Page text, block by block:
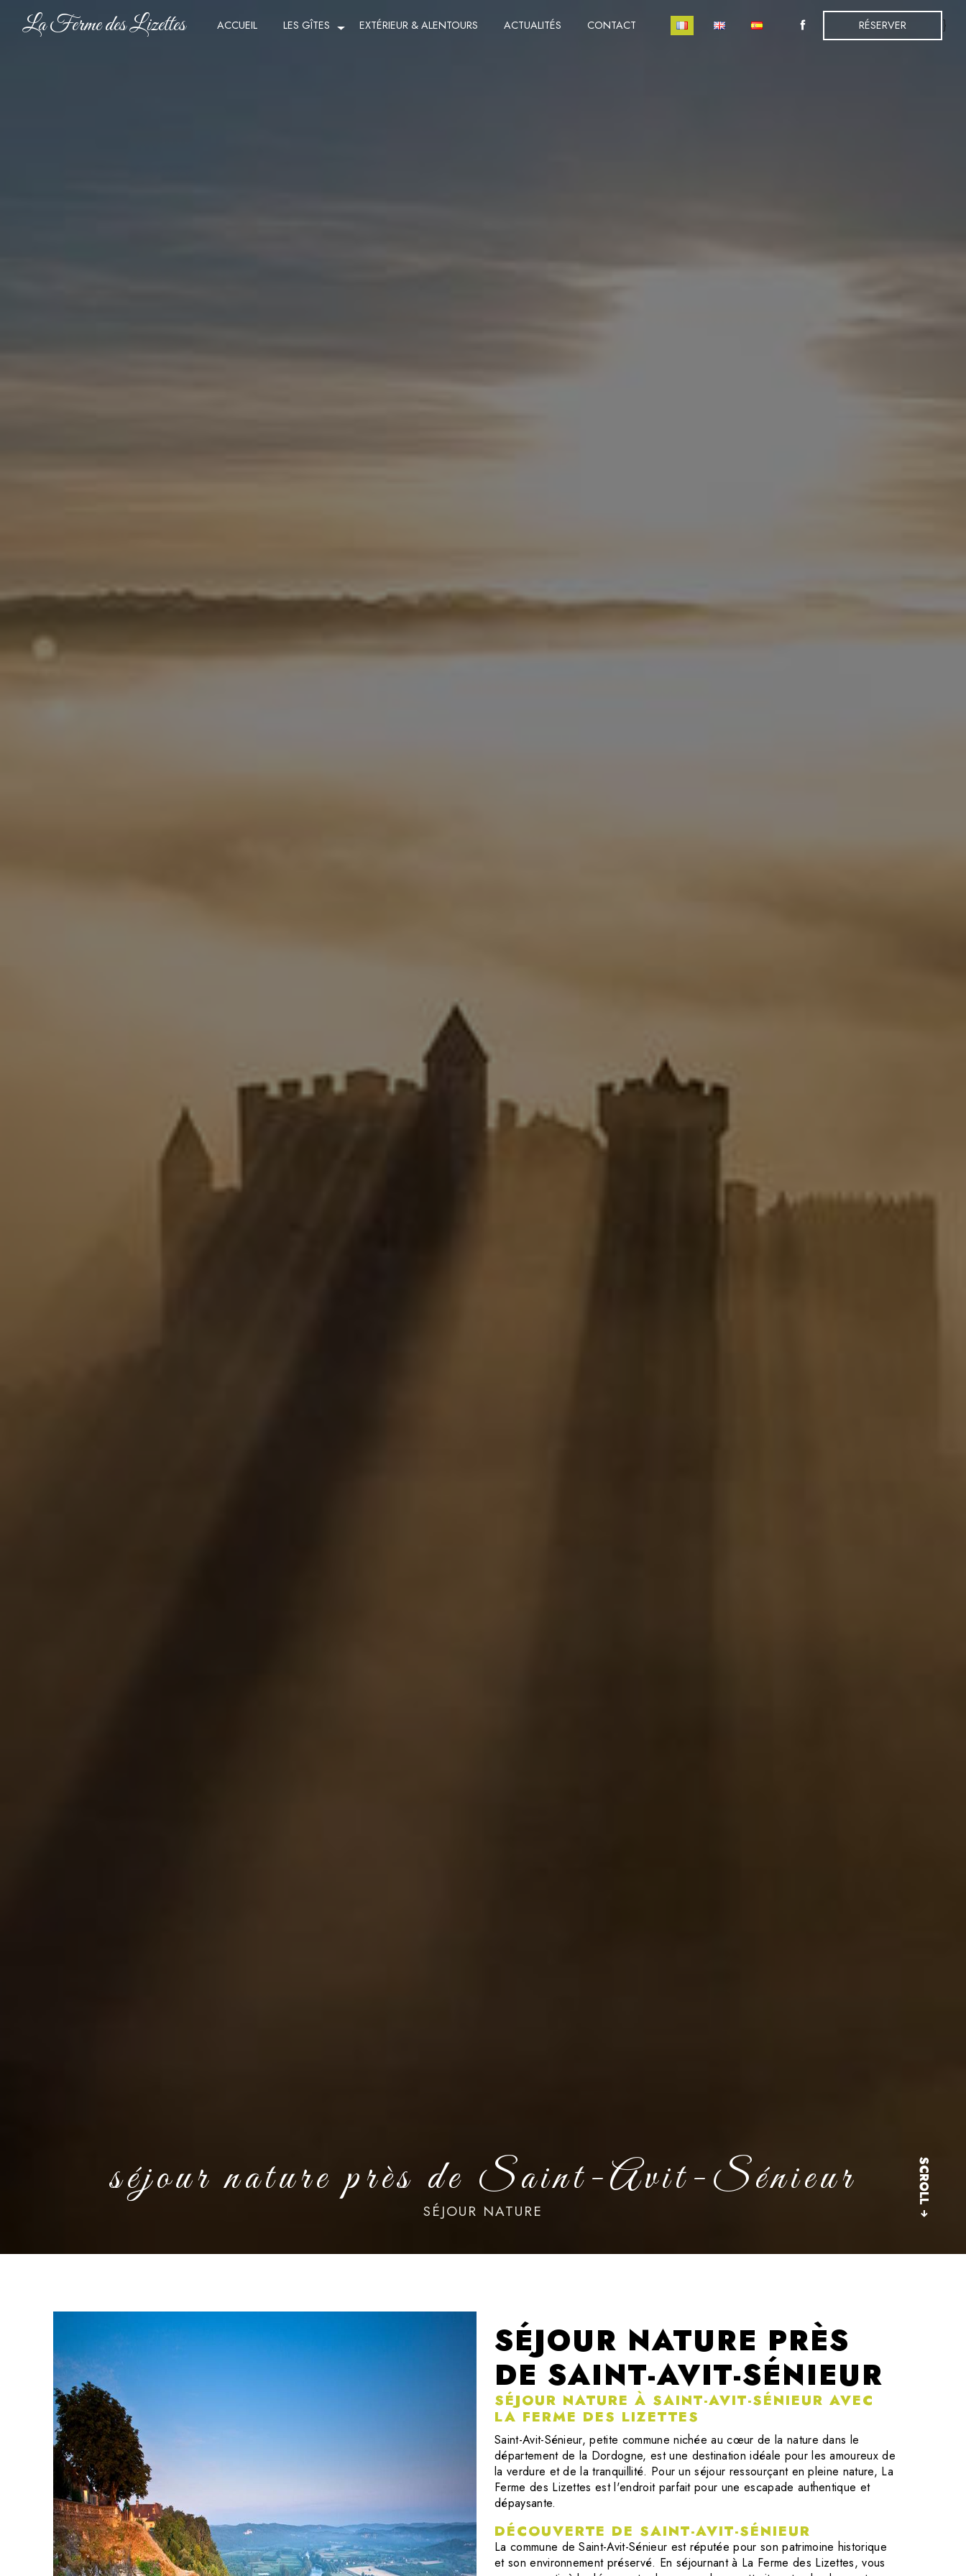
La Ferme des Lizettes ACCUEIL LES GÎTES EXTÉRIEUR & ALENTOURS ACTUALITÉS CONTACT RÉSERVER }
séjour nature près de Saint-Avit-Sénieur
SÉJOUR NATURE
SCROLL
SÉJOUR NATURE PRÈS
DE SAINT-AVIT-SÉNIEUR
SÉJOUR NATURE À SAINT-AVIT-SÉNIEUR AVEC
LA FERME DES LIZETTES
Saint-Avit-Sénieur, petite commune nichée au cœur de la nature dans le
département de la Dordogne, est une destination idéale pour les amoureux de
la verdure et de la tranquillité. Pour un séjour ressourçant en pleine nature, La
Ferme des Lizettes est l'endroit parfait pour une escapade authentique et
dépaysante.
DÉCOUVERTE DE SAINT-AVIT-SÉNIEUR
La commune de Saint-Avit-Sénieur est réputée pour son patrimoine historique
et son environnement préservé. En séjournant à La Ferme des Lizettes, vous
Panneau de gestion des cookies